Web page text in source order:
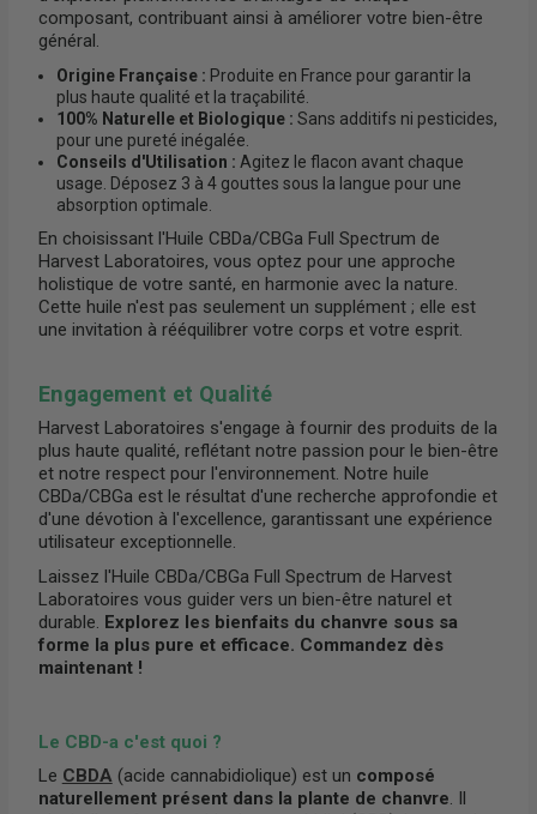
composant, contribuant ainsi à améliorer votre bien-être
général.
Origine Française : Produite en France pour garantir la
plus haute qualité et la traçabilité.
100% Naturelle et Biologique : Sans additifs ni pesticides,
pour une pureté inégalée.
Conseils d'Utilisation : Agitez le flacon avant chaque
usage. Déposez 3 à 4 gouttes sous la langue pour une
absorption optimale.
En choisissant l'Huile CBDa/CBGa Full Spectrum de
Harvest Laboratoires, vous optez pour une approche
holistique de votre santé, en harmonie avec la nature.
Cette huile n'est pas seulement un supplément ; elle est
une invitation à rééquilibrer votre corps et votre esprit.
Engagement et Qualité
Harvest Laboratoires s'engage à fournir des produits de la
plus haute qualité, reflétant notre passion pour le bien-être
et notre respect pour l'environnement. Notre huile
CBDa/CBGa est le résultat d'une recherche approfondie et
d'une dévotion à l'excellence, garantissant une expérience
utilisateur exceptionnelle.
Laissez l'Huile CBDa/CBGa Full Spectrum de Harvest
Laboratoires vous guider vers un bien-être naturel et
durable. Explorez les bienfaits du chanvre sous sa
forme la plus pure et efficace. Commandez dès
maintenant !
Le CBD-a c'est quoi ?
Le CBDA(acide cannabidiolique) est un composé
naturellement présent dans la plante de chanvre. Il